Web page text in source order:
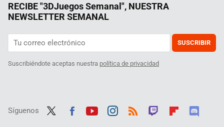
RECIBE "3DJuegos Semanal", NUESTRA
NEWSLETTER SEMANAL
SUSCRIBIR
Suscribiéndote aceptas nuestra política de privacidad
Síguenos